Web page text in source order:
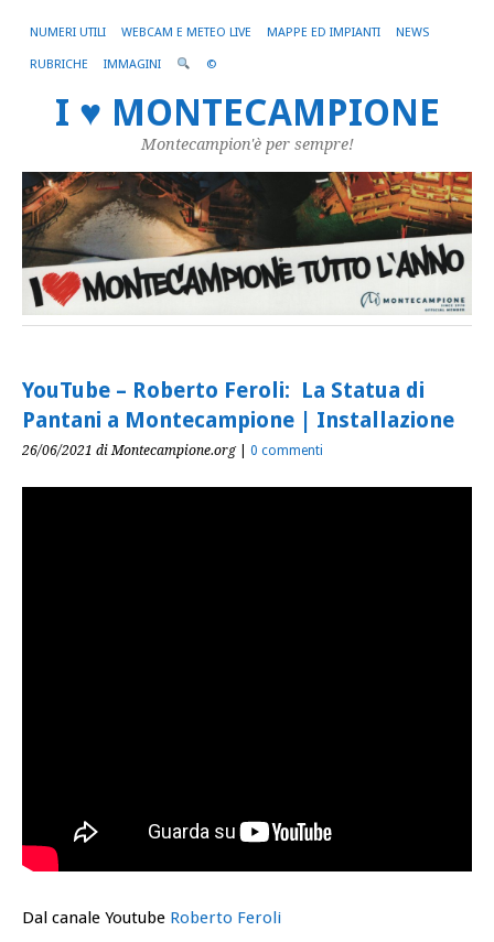
NUMERI UTILI WEBCAM E METEO LIVE MAPPE ED IMPIANTI NEWS
RUBRICHE IMMAGINI ©
I ♥ MONTECAMPIONE
Montecampion'è per sempre!
YouTube – Roberto Feroli: La Statua di
Pantani a Montecampione | Installazione
26/06/2021 di Montecampione.org| 0 commenti
Dal canale Youtube Roberto Feroli